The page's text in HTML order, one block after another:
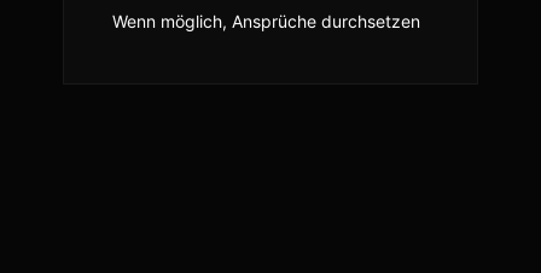
Wenn möglich, Ansprüche durchsetzen